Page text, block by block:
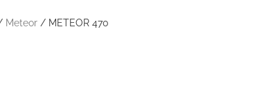
Meteor / METEOR 470